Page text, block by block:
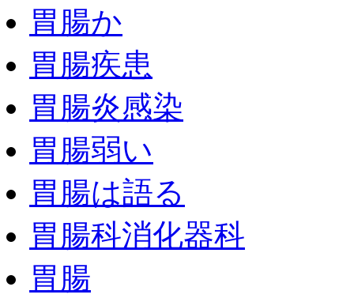
胃腸か
胃腸疾患
胃腸炎感染
胃腸弱い
胃腸は語る
胃腸科消化器科
胃腸